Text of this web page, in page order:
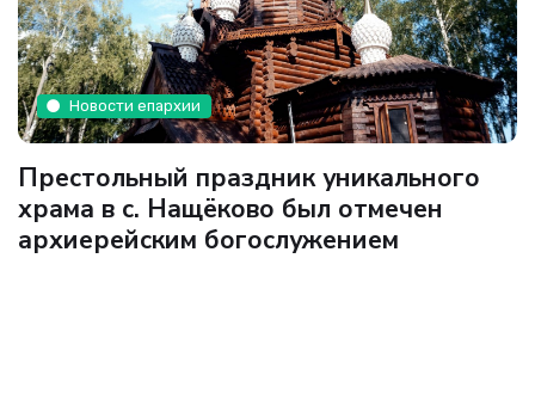
Новости епархии
Престольный праздник уникального
храма в с. Нащёково был отмечен
архиерейским богослужением